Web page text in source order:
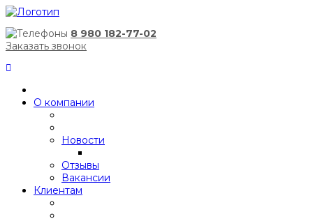
8 980 182-77-02
Заказать звонок
О компании
Новости
Отзывы
Вакансии
Клиентам